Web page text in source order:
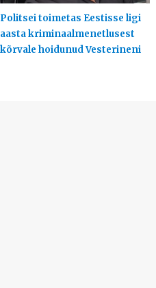
Politsei toimetas Eestisse ligi
aasta kriminaalmenetlusest
kõrvale hoidunud Vesterineni